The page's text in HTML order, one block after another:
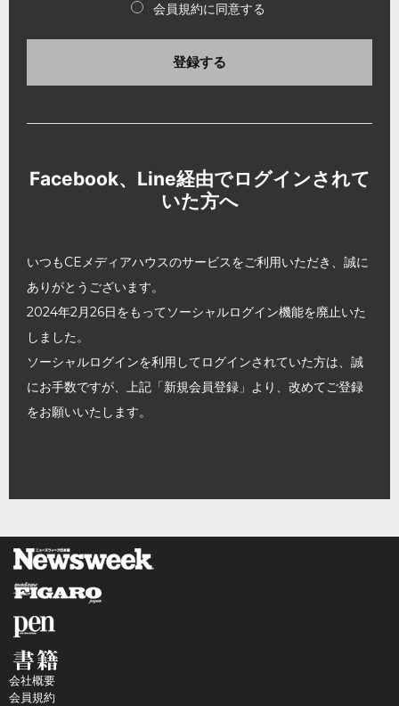
会員規約に同意する
登録する
Facebook、Line経由でログインされて
いた方へ
いつもCEメディアハウスのサービスをご利用いただき、誠に
ありがとうございます。
2024年2月26日をもってソーシャルログイン機能を廃止いた
しました。
ソーシャルログインを利用してログインされていた方は、誠
にお手数ですが、上記「新規会員登録」より、改めてご登録
をお願いいたします。
会社概要
会員規約